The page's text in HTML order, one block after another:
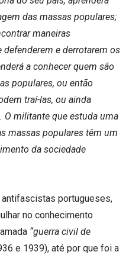
das massas populares;
maneiras
e derrotarem os
a conhecer quem são
populares, ou então
traí-las, ou ainda
O militante que estuda uma
massas populares têm um
da sociedade
portugueses,
no conhecimento
“guerra civil de
e 1939), até por que foi a